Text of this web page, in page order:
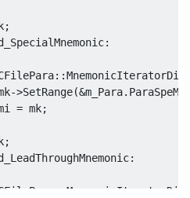
;
:
::
->SetRange(&m_Para.
= mk;
;
: